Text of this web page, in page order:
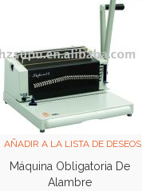
AÑADIR A LA LISTA DE DESEOS
Máquina Obligatoria De
Alambre